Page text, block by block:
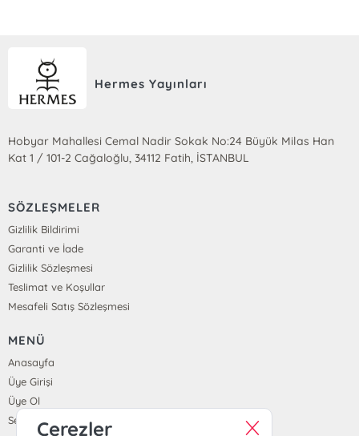
Hermes Yayınları
Hobyar Mahallesi Cemal Nadir Sokak No:24 Büyük Milas Han
Kat 1 / 101-2 Cağaloğlu, 34112 Fatih, İSTANBUL
SÖZLEŞMELER
Gizlilik Bildirimi
Garanti ve İade
Gizlilik Sözleşmesi
Teslimat ve Koşullar
Mesafeli Satış Sözleşmesi
MENÜ
Anasayfa
Üye Girişi
Üye Ol
SepetimÇerezler